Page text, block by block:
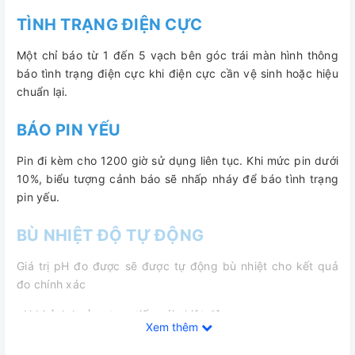
TÌNH TRẠNG ĐIỆN CỰC
Một chỉ báo từ 1 đến 5 vạch bên góc trái màn hình thông
báo tình trạng điện cực khi điện cực cần vệ sinh hoặc hiệu
chuẩn lại.
BÁO PIN YẾU
Pin đi kèm cho 1200 giờ sử dụng liên tục. Khi mức pin dưới
10%, biểu tượng cảnh báo sẽ nhấp nháy để báo tình trạng
pin yếu.
BÙ NHIỆT ĐỘ TỰ ĐỘNG
Giá trị pH đo được sẽ được tự động bù nhiệt cho kết quả
đo chính xác
pH bị ảnh hưởng trực tiếp với nhiệt độ
Xem thêm